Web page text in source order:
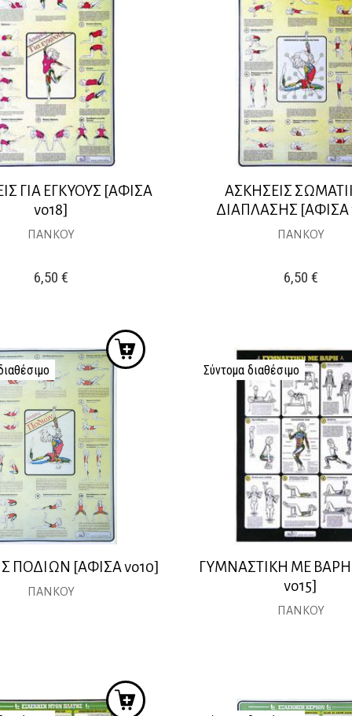
ΓΙΑ ΕΓΚΥΟΥΣ [ΑΦΙΣΑ
νο18]
ΠΑΝΚΟΥ
6,50€
ΑΣΚΗΣΕΙΣ
ΔΙΑΠΛΑΣΗΣ [ΑΦΙΣΑ
ΠΑΝΚΟΥ
6,50 €
ΠΟΔΙΩΝ [ΑΦΙΣΑ νο10]
ΠΑΝΚΟΥ
Σύντομα διαθέσιμο
ΓΥΜΝΑΣΤΙΚΗ ΜΕ
νο15]
ΠΑΝΚΟΥ